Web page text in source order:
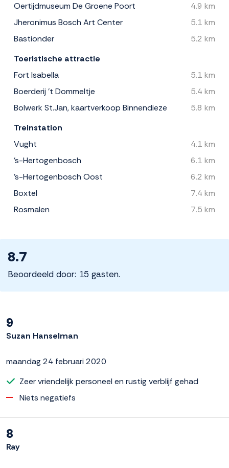
Oertijdmuseum De Groene Poort
4.9 km
Jheronimus Bosch Art Center
5.1 km
Bastionder
5.2 km
Toeristische attractie
Fort Isabella
5.1 km
Boerderij 't Dommeltje
5.4 km
Bolwerk St.Jan, kaartverkoop Binnendieze
5.8 km
Treinstation
Vught
4.1 km
's-Hertogenbosch
6.1 km
's-Hertogenbosch Oost
6.2 km
Boxtel
7.4 km
Rosmalen
7.5 km
8.7
Beoordeeld door: 15 gasten.
9
Suzan Hanselman
maandag 24 februari 2020
Zeer vriendelijk personeel en rustig verblijf gehad
Niets negatiefs
8
Ray